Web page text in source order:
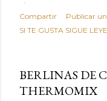
típicas patatas de
ultraprocesados
Todos hemos estado
satisface. Estas
por completo tu
Compartir
Publicar
SI TE GUSTA SIGUE
BERLINAS DE
THERMOMIX